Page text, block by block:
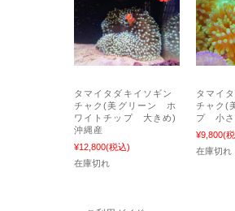
タマイタダキイソギン
チャク(美グリーン ホ
ワイトチップ 大きめ)
沖縄産
¥12,800(税込)
在庫切れ
タマイ
チャク(
プ 小さ
¥9,800(
在庫切れ